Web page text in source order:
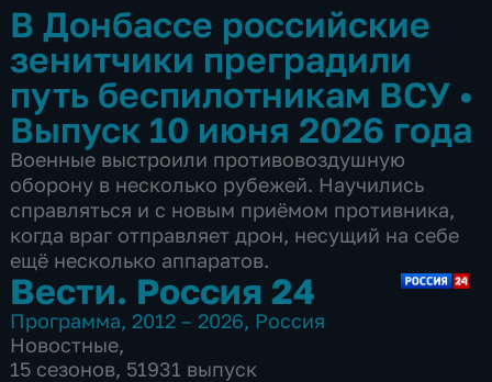
В Донбассе российские
зенитчики преградили
путь беспилотникам ВСУ •
Выпуск 10 июня 2026 года
Военные выстроили противовоздушную
оборону в несколько рубежей. Научились
справляться и с новым приёмом противника,
когда враг отправляет дрон, несущий на себе
ещё несколько аппаратов.
Вести. Россия 24
Программа, 2012 – 2026, Россия
Новостные,
15 сезонов, 51931 выпуск